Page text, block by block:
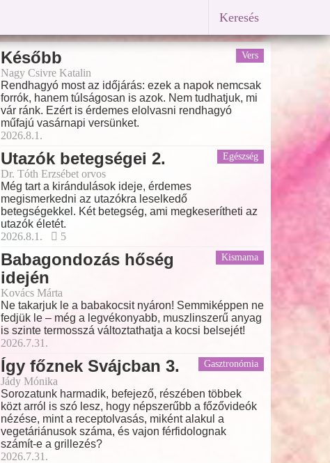
Keresés
Vers
Később
Nagy Csivre Katalin
Rendhagyó most az időjárás: ezek a napok nemcsak
forrók, hanem túlságosan is azok. Nem tudhatjuk, mi
vár ránk. Ezért is érdemes elolvasni rendhagyó
műfajú vasárnapi versünket.
2026.8.1.
Egészség
Utazók betegségei 2.
Dr. Tóth Erzsébet orvos
Még tart a kirándulások ideje, érdemes
megismerkedni az utazókra leselkedő
betegségekkel. Két betegség, ami megkeserítheti az
utazók életét.
2026.8.1.
5
Kismama
Babagondozás hőség
idején
Kovács Márta
Ne takarjuk le a babakocsit nyáron! Semmiképpen ne
fedjük le – még a legvékonyabb, muszlinszerű anyag
is szinte termosszá változtathatja a kocsi belsejét!
2026.7.31.
Gasztronómia
Így főznek Svájcban 3.
Jády Mónika
Sorozatunk harmadik, befejező, részében többek
közt arról is szó lesz, hogy népszerűbb a főzővideók
nézése, mint a receptolvasás, miként alakul a
vegetáriánusok száma, és vajon férfidolognak
számít-e a grillezés?
2026.7.31.